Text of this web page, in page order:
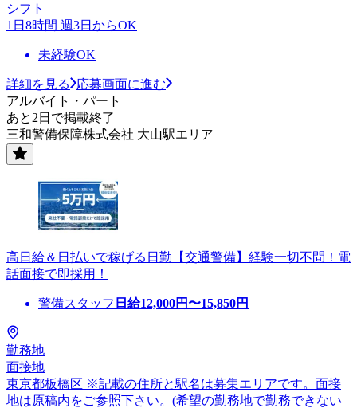
シフト
1日8時間 週3日からOK
未経験OK
詳細を見る
応募画面に進む
アルバイト・パート
あと2日で掲載終了
三和警備保障株式会社 大山駅エリア
高日給＆日払いで稼げる日勤【交通警備】経験一切不問！電
話面接で即採用！
警備スタッフ 日給12,000円〜15,850円
勤務地
面接地
東京都板橋区 ※記載の住所と駅名は募集エリアです。面接
地は原稿内をご参照下さい。(希望の勤務地で勤務できない